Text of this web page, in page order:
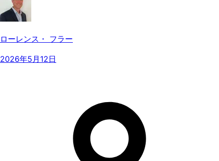
ローレンス・ フラー
2026年5月12日